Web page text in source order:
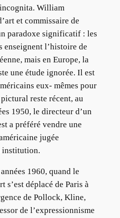
William
et commissaire de
paradoxe significatif : les
enseignent l’histoire de
mais en Europe, la
une étude ignorée. Il est
eux- mêmes pour
reste récent, au
1950, le directeur d’un
a préféré vendre une
jugée
institution.
1960, quand le
s’est déplacé de Paris à
de Pollock, Kline,
de l’expressionnisme